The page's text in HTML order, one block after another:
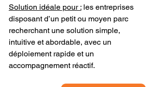
Solution idéale pour : les entreprises
disposant d’un petit ou moyen parc
recherchant une solution simple,
intuitive et abordable, avec un
déploiement rapide et un
accompagnement réactif.